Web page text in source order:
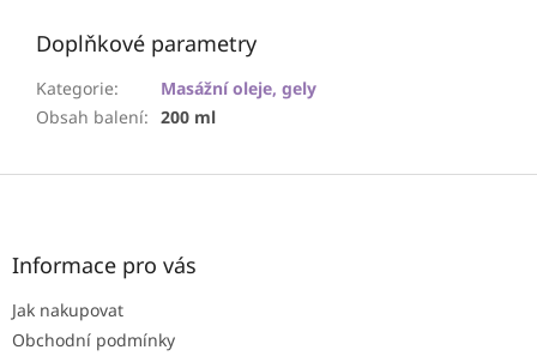
Doplňkové parametry
Kategorie:
Masážní oleje, gely
Obsah balení: 200 ml
Z
Informace pro vás
Jak nakupovat
Obchodní podmínky